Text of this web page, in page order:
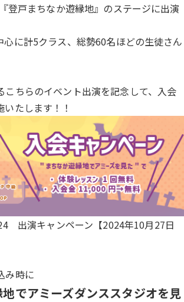
登戸まちなか遊縁地』のステージに出演
心に計5クラス、総勢60名ほどの生徒さん
こちらのイベント出演を記念して、入会
たします！！
出演キャンペーン【2024年10月27日
み時に
地でアミーズダンススタジオを見